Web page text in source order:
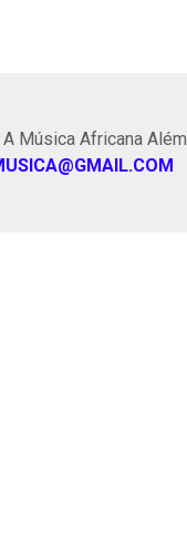
Música Africana Além